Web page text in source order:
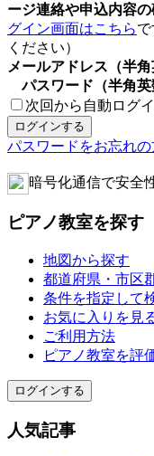
ージ連絡や申込内容
グイン画面はこちら
ください）
メールアドレス（半角
パスワード（半角英
次回から自動ログ
パスワードをお忘れ
暗号化通信で安全
ピアノ教室を探す
地図から探す
都道府県・市区
条件を指定して
お気に入りを見
ご利用方法
ピアノ教室を評
ログインする
人気記事